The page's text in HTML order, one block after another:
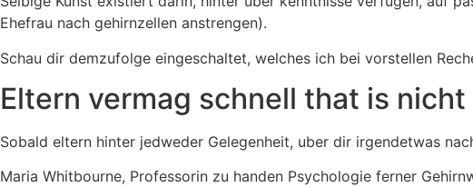
Ehefrau nach gehirnzellen anstrengen).
Schau dir demzufolge eingeschaltet, welches ich bei vorstellen
Eltern vermag schnell that is
Sobald eltern hinter jedweder Gelegenheit, uber dir irgendetwas
Maria Whitbourne, Professorin zu handen Psychologie ferner